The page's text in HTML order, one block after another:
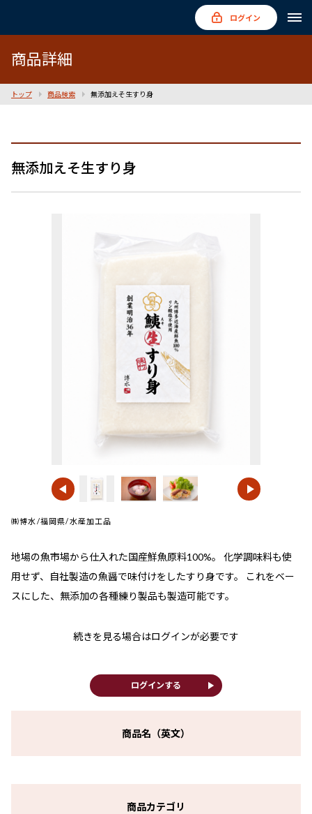
ログイン
商品詳細
トップ 商品検索 無添加えそ生すり身
無添加えそ生すり身
㈱博水/福岡県/水産加工品
地場の魚市場から仕入れた国産鮮魚原料100%。 化学調味料も使
用せず、自社製造の魚醤で味付けをしたすり身です。 これをベー
スにした、無添加の各種練り製品も製造可能です。
続きを見る場合はログインが必要です
ログインする play_arrow
商品名（英文）
商品カテゴリ